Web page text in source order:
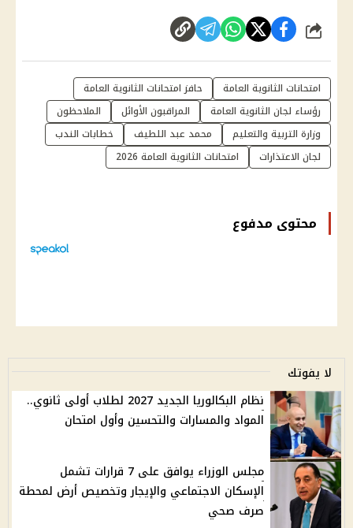
شارك
امتحانات الثانوية العامة
حافز امتحانات الثانوية العامة
رؤساء لجان الثانوية العامة
المراقبون الأوائل
الملاحظون
وزارة التربية والتعليم
محمد عبد اللطيف
خطابات الندب
لجان الاعتذارات
امتحانات الثانوية العامة 2026
محتوى مدفوع
لا يفوتك
نظام البكالوريا الجديد 2027 لطلاب أولى ثانوي..
المواد والمسارات والتحسين وأول امتحان
مجلس الوزراء يوافق على 7 قرارات تشمل
الإسكان الاجتماعي والإيجار وتخصيص أرض لمحطة
صرف صحي